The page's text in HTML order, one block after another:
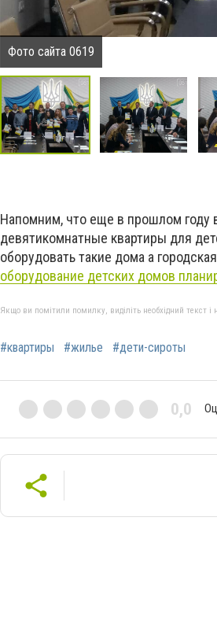
Фото сайта 0619
Напомним, что еще в прошлом году
девятикомнатные квартиры для
оборудовать такие дома а
оборудование детских домов
Якщо ви помітили помилку, виділіть необхідний текст
#квартиры #жилье #дети-сироты
0,0